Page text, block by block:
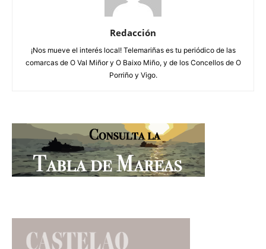
Redacción
¡Nos mueve el interés local! Telemariñas es tu periódico de las
comarcas de O Val Miñor y O Baixo Miño, y de los Concellos de O
Porriño y Vigo.